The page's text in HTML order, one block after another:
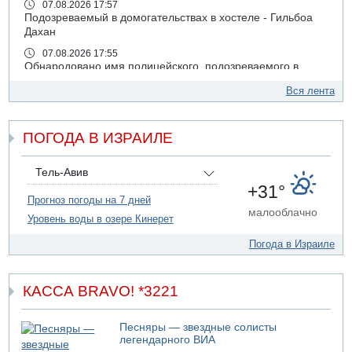
07.08.2026 17:57
Подозреваемый в домогательствах в хостеле - Гильбоа
Дахан
07.08.2026 17:55
Обнародовано имя полицейского, подозреваемого в
07.08.2026 17:51
пострадал
07.08.2026 13:47
Ливанская армия сообщила о ранении солдата
свадьбу
Саудовская Аравия опасается нападения хуситов и
иракских ополченцев
Вся лента
ПОГОДА В ИЗРАИЛЕ
Тель-Авив
Прогноз погоды на 7 дней
Уровень воды в озере Кинерет
+31°
малооблачно
Погода в Израиле
КАССА BRAVO! *3221
Песняры — звездные солисты
легендарного ВИА